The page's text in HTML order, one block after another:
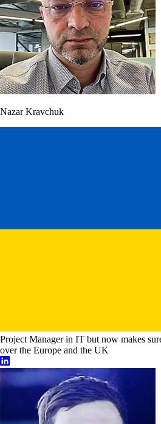
Nazar Kravchuk
Project Manager in IT but now makes
over the Europe and the UK